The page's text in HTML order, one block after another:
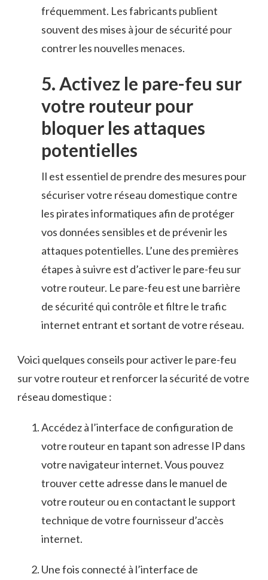
fréquemment. Les​ fabricants publient
souvent des mises à jour de sécurité⁤ pour
contrer les nouvelles menaces.
5.‍ Activez le pare-feu sur
votre routeur pour
bloquer les attaques
potentielles
Il est essentiel de prendre⁢ des mesures pour
sécuriser votre réseau domestique contre
les⁢ pirates informatiques ‌afin de protéger
vos​ données sensibles et de prévenir ‌les
attaques potentielles.⁣ L’une des premières
étapes à suivre est d’activer le ⁢pare-feu sur
votre routeur.​ Le pare-feu⁢ est une barrière
de sécurité qui contrôle et filtre le trafic
⁢internet entrant et sortant ‌de ​votre réseau.
Voici quelques⁢ conseils pour activer le pare-feu
sur votre routeur et renforcer ‍la sécurité de ​votre
réseau‍ domestique :
Accédez à l’interface de configuration ​de
votre routeur en tapant son adresse IP dans
‍votre navigateur internet. Vous pouvez
trouver cette adresse dans le manuel de
votre routeur ou en contactant le support
technique de votre fournisseur d’accès
internet.
Une ‌fois⁣ connecté à l’interface de‍